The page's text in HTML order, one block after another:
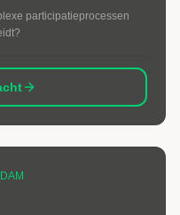
participatieprocessen